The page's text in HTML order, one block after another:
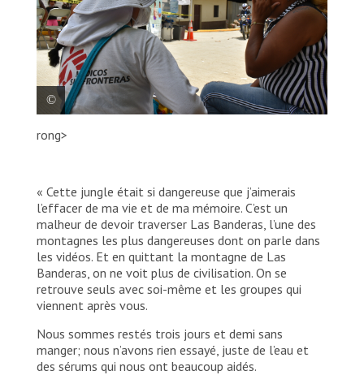
jungle du Darién.
MSF/Laura Aceituno
rong>
« Cette jungle était si dangereuse que j’aimerais
l’effacer de ma vie et de ma mémoire. C’est un
malheur de devoir traverser Las Banderas, l’une des
montagnes les plus dangereuses dont on parle dans
les vidéos. Et en quittant la montagne de Las
Banderas, on ne voit plus de civilisation. On se
retrouve seuls avec soi-même et les groupes qui
viennent après vous.
Nous sommes restés trois jours et demi sans
manger; nous n’avons rien essayé, juste de l’eau et
des sérums qui nous ont beaucoup aidés.